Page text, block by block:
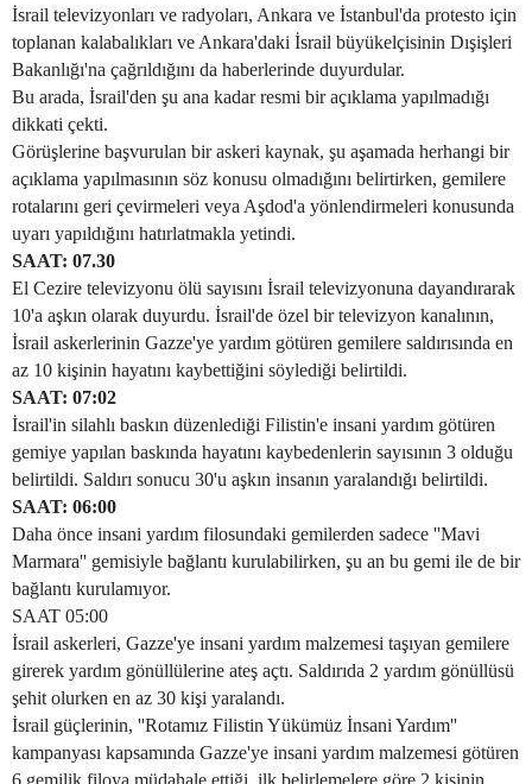
İsrail televizyonları ve radyoları, Ankara ve İstanbul'da protesto için
toplanan kalabalıkları ve Ankara'daki İsrail büyükelçisinin Dışişleri
Bakanlığı'na çağrıldığını da haberlerinde duyurdular.
Bu arada, İsrail'den şu ana kadar resmi bir açıklama yapılmadığı
dikkati çekti.
Görüşlerine başvurulan bir askeri kaynak, şu aşamada herhangi bir
açıklama yapılmasının söz konusu olmadığını belirtirken, gemilere
rotalarını geri çevirmeleri veya Aşdod'a yönlendirmeleri konusunda
uyarı yapıldığını hatırlatmakla yetindi.
SAAT: 07.30
El Cezire televizyonu ölü sayısını İsrail televizyonuna dayandırarak
10'a aşkın olarak duyurdu. İsrail'de özel bir televizyon kanalının,
İsrail askerlerinin Gazze'ye yardım götüren gemilere saldırısında en
az 10 kişinin hayatını kaybettiğini söylediği belirtildi.
SAAT: 07:02
İsrail'in silahlı baskın düzenlediği Filistin'e insani yardım götüren
gemiye yapılan baskında hayatını kaybedenlerin sayısının 3 olduğu
belirtildi. Saldırı sonucu 30'u aşkın insanın yaralandığı belirtildi.
SAAT: 06:00
Daha önce insani yardım filosundaki gemilerden sadece ''Mavi
Marmara'' gemisiyle bağlantı kurulabilirken, şu an bu gemi ile de bir
bağlantı kurulamıyor.
SAAT 05:00
İsrail askerleri, Gazze'ye insani yardım malzemesi taşıyan gemilere
girerek yardım gönüllülerine ateş açtı. Saldırıda 2 yardım gönüllüsü
şehit olurken en az 30 kişi yaralandı.
İsrail güçlerinin, ''Rotamız Filistin Yükümüz İnsani Yardım''
kampanyası kapsamında Gazze'ye insani yardım malzemesi götüren